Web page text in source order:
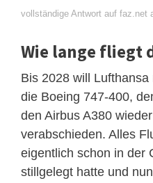
vollständige Antwort auf faz.net
Wie lange fliegt
Bis 2028 will
die Boeing 747-400,
den Airbus A380
verabschieden. Alles
eigentlich schon in der
stillgelegt hatte und